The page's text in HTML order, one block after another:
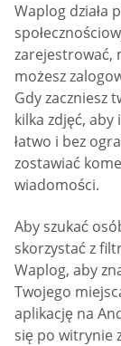
Waplog działa
zarejestrować,
możesz
Gdy zaczniesz
kilka zdjęć,
łatwo i bez
zostawiać
wiadomości.
Aby szukać
skorzystać z
Waplog, aby
Twojego
aplikację na
się po witrynie